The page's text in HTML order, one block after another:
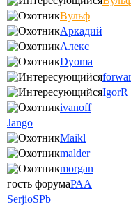
Вульф
Аркадий
Алекс
Dyoma
IgorR
ivanoff
Jango
Maikl
malder
morgan
гость форумаРАА
SerjioSPb